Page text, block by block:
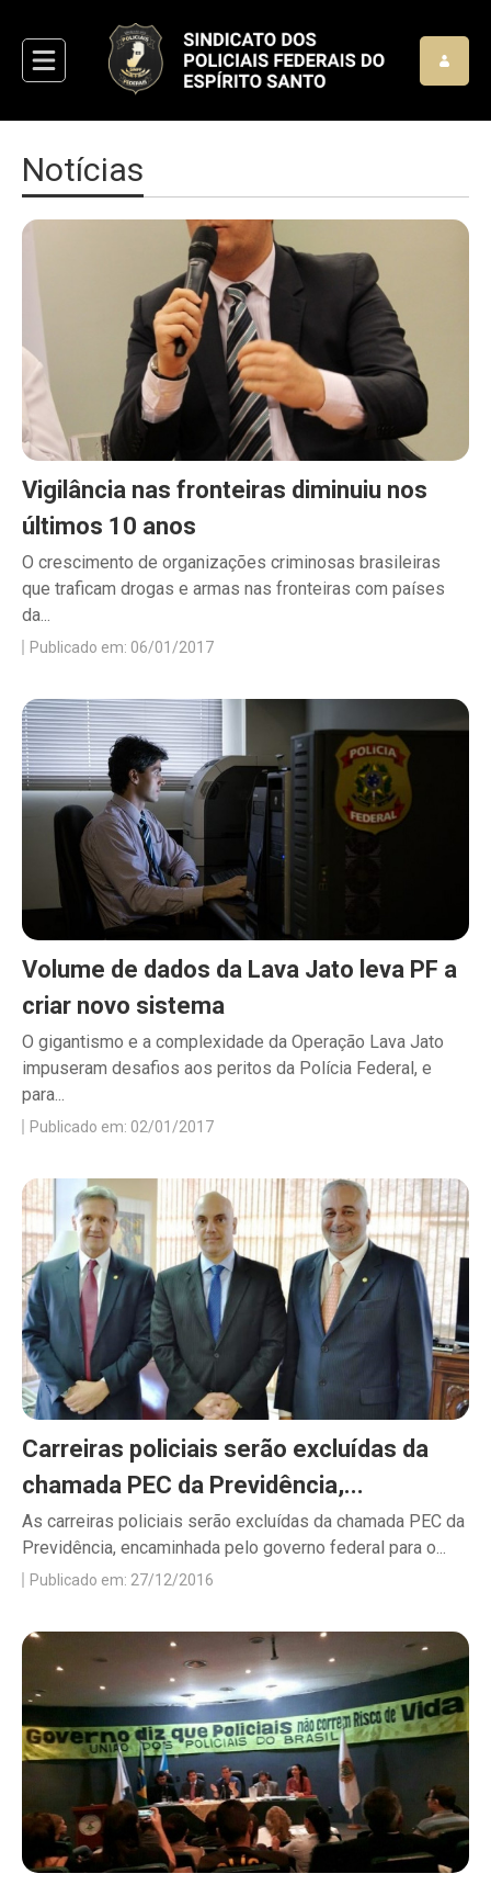
Notícias
Vigilância nas fronteiras diminuiu nos
últimos 10 anos
O crescimento de organizações criminosas brasileiras
que traficam drogas e armas nas fronteiras com países
da...
Publicado em: 06/01/2017
Volume de dados da Lava Jato leva PF a
criar novo sistema
O gigantismo e a complexidade da Operação Lava Jato
impuseram desafios aos peritos da Polícia Federal, e
para...
Publicado em: 02/01/2017
Carreiras policiais serão excluídas da
chamada PEC da Previdência,...
As carreiras policiais serão excluídas da chamada PEC da
Previdência, encaminhada pelo governo federal para o...
Publicado em: 27/12/2016